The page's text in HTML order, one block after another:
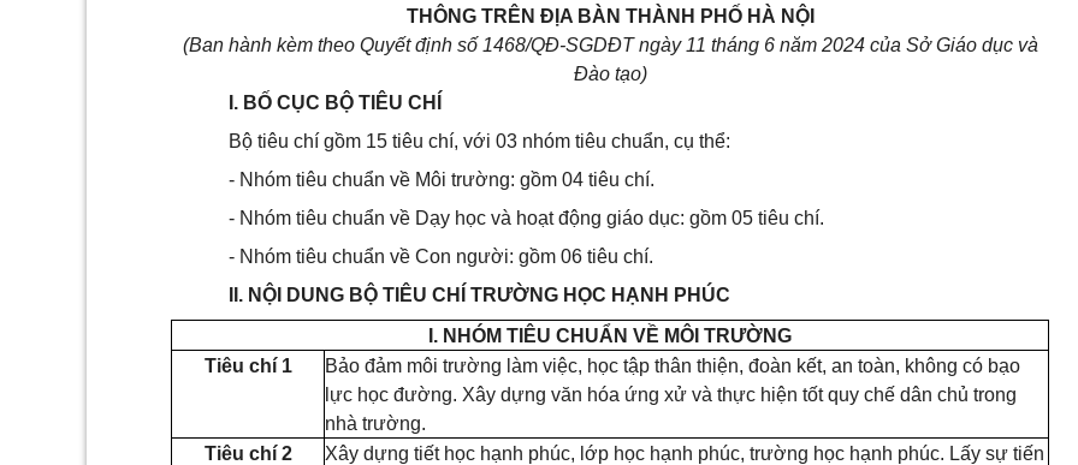
THÔNG TRÊN ĐỊA BÀN THÀNH PHỐ HÀ NỘI
(Ban hành kèm theo Quyết định số 1468/QĐ-SGDĐT ngày 11 tháng 6 năm 2024 của Sở Giáo dục và
Đào tạo)
I. BỐ CỤC BỘ TIÊU CHÍ
Bộ tiêu chí gồm 15 tiêu chí, với 03 nhóm tiêu chuẩn, cụ thể:
- Nhóm tiêu chuẩn về Môi trường: gồm 04 tiêu chí.
- Nhóm tiêu chuẩn về Dạy học và hoạt động giáo dục: gồm 05 tiêu chí.
- Nhóm tiêu chuẩn về Con người: gồm 06 tiêu chí.
II. NỘI DUNG BỘ TIÊU CHÍ TRƯỜNG HỌC HẠNH PHÚC
I. NHÓM TIÊU CHUẨN VỀ MÔI TRƯỜNG
Tiêu chí 1
Bảo đảm môi trường làm việc, học tập thân thiện, đoàn kết, an toàn, không có bạo
lực học đường. Xây dựng văn hóa ứng xử và thực hiện tốt quy chế dân chủ trong
nhà trường.
Tiêu chí 2
Xây dựng tiết học hạnh phúc, lớp học hạnh phúc, trường học hạnh phúc. Lấy sự tiến